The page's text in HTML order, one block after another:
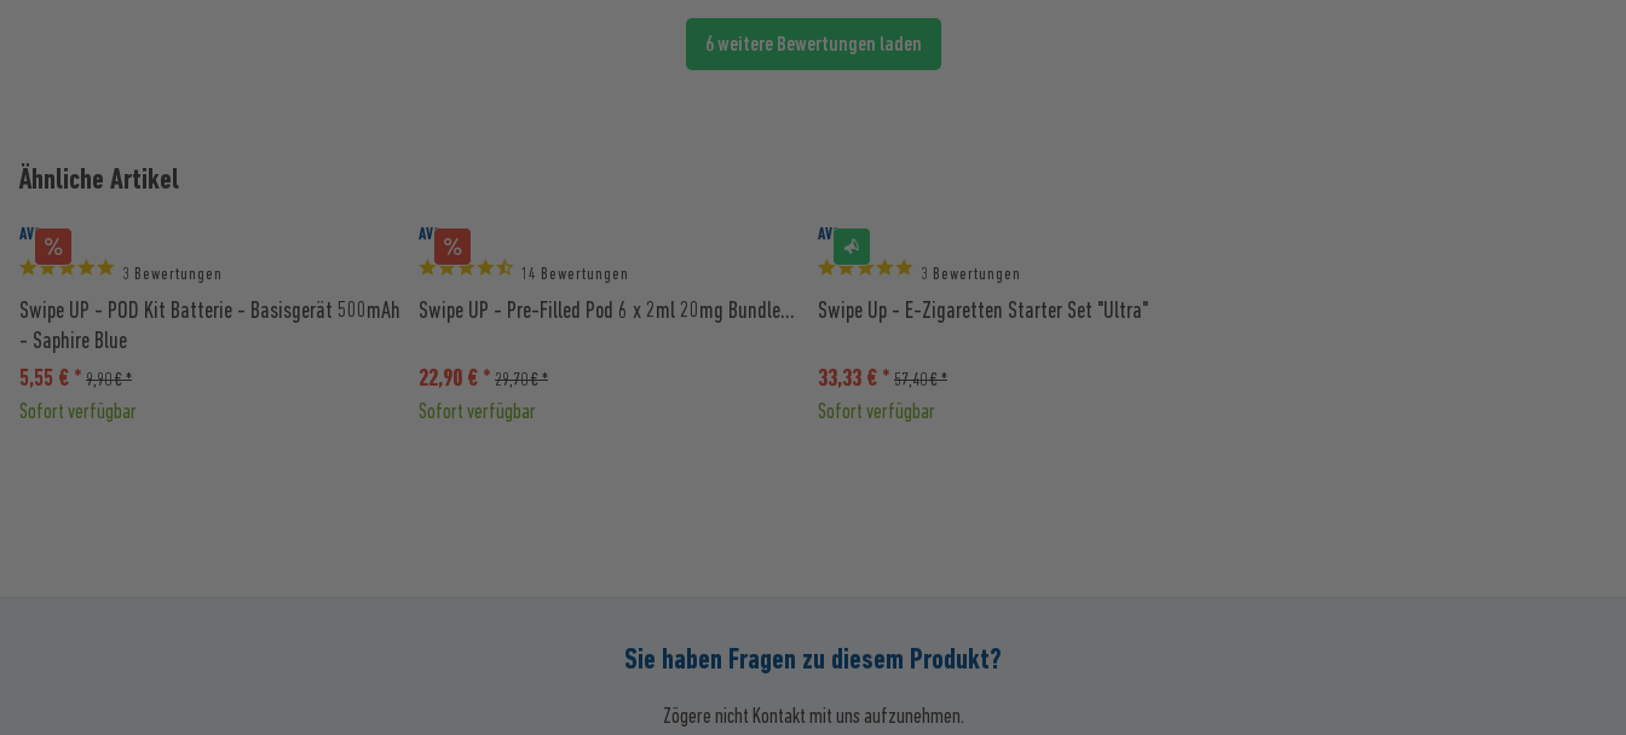
6 weitere Bewertungen laden
Ähnliche Artikel
AVORIA
3 Bewertungen
Swipe UP - POD Kit Batterie - Basisgerät 500mAh
- Saphire Blue
5,55 € * 9,90 € *
Sofort verfügbar
AVORIA
14 Bewertungen
Swipe UP - Pre-Filled Pod 6 x 2ml 20mg Bundle...
22,90 € * 29,70 € *
Sofort verfügbar
AVORIA
3 Bewertungen
Swipe Up - E-Zigaretten Starter Set "Ultra"
33,33 € * 57,40 € *
Sofort verfügbar
Sie haben Fragen zu diesem Produkt?
Zögere nicht Kontakt mit uns aufzunehmen.